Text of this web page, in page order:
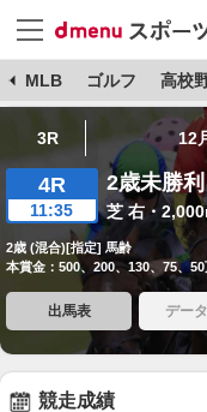
MLB ゴルフ 高校
3R 12
4R
11:35
2歳未勝利
芝 右・
2歳 (混合)[指定] 馬齢
本賞金：500、200、130、75、50
出馬表 デー
競走成績